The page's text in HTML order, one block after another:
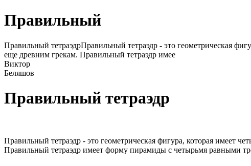
Правильный
Правильный тетраэдрПравильный тетраэдр - это геометрическая
еще древним грекам. Правильный тетраэдр имее
Виктор
Беляшов
Правильный тетраэдр
Правильный тетраэдр - это геометрическая фигура, которая имеет
Правильный тетраэдр имеет форму пирамиды с четырьмя равными